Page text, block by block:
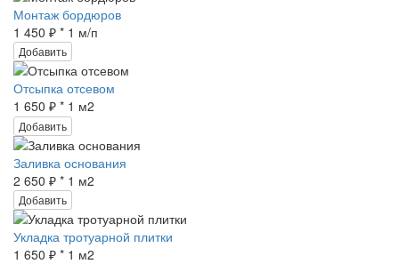
Монтаж бордюров
1 450 ₽ * 1 м/п
Добавить
Отсыпка отсевом
1 650 ₽ * 1 м2
Добавить
Заливка основания
2 650 ₽ * 1 м2
Добавить
Укладка тротуарной плитки
1 650 ₽ * 1 м2